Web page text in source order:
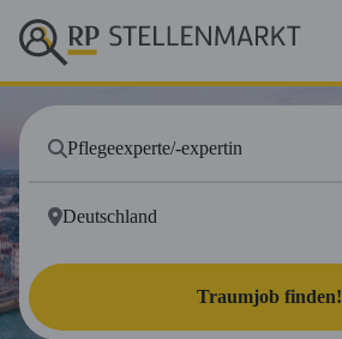
Traumjob finden!